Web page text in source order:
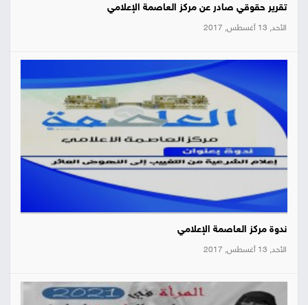
تقرير حقوقي صادر عن مركز العاصمة الإعلامي
الأحد, 13 أغسطس, 2017
ندوة مركز العاصمة الإعلامي
الأحد, 13 أغسطس, 2017